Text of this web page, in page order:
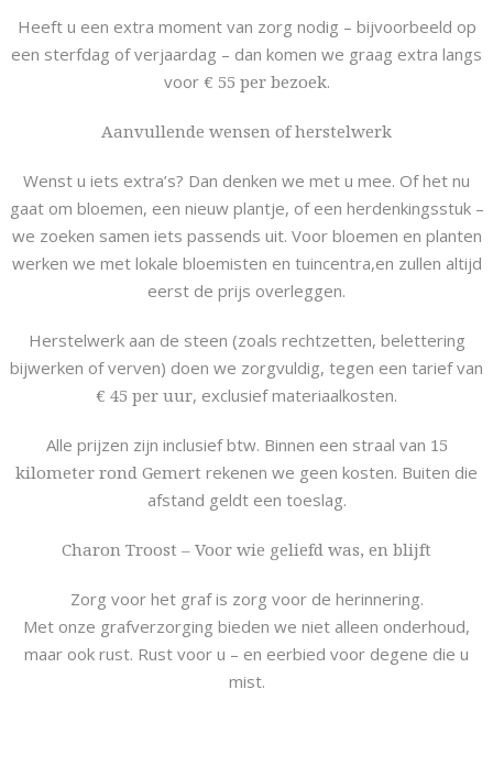
Heeft u een extra moment van zorg nodig – bijvoorbeeld op
een sterfdag of verjaardag – dan komen we graag extra langs
voor € 55 per bezoek.
Aanvullende wensen of herstelwerk
Wenst u iets extra’s? Dan denken we met u mee. Of het nu
gaat om bloemen, een nieuw plantje, of een herdenkingsstuk –
we zoeken samen iets passends uit. Voor bloemen en planten
werken we met lokale bloemisten en tuincentra,en zullen altijd
eerst de prijs overleggen.
Herstelwerk aan de steen (zoals rechtzetten, belettering
bijwerken of verven) doen we zorgvuldig, tegen een tarief van
€ 45 per uur, exclusief materiaalkosten.
Alle prijzen zijn inclusief btw. Binnen een straal van 15
kilometer rond Gemert rekenen we geen kosten. Buiten die
afstand geldt een toeslag.
Charon Troost – Voor wie geliefd was, en blijft
Zorg voor het graf is zorg voor de herinnering.
Met onze grafverzorging bieden we niet alleen onderhoud,
maar ook rust. Rust voor u – en eerbied voor degene die u
mist.